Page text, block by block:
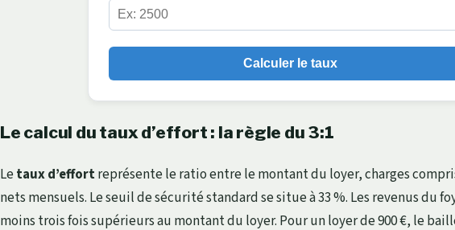
Calculer le taux
Le calcul du taux d’effort : la règle du 3:1
Letaux d’effortreprésente le ratio entre le montant du loyer, charges
nets mensuels. Le seuil de sécurité standard se situe à 33 %. Les revenus du
moins trois fois supérieurs au montant du loyer. Pour un loyer de 900 €, le